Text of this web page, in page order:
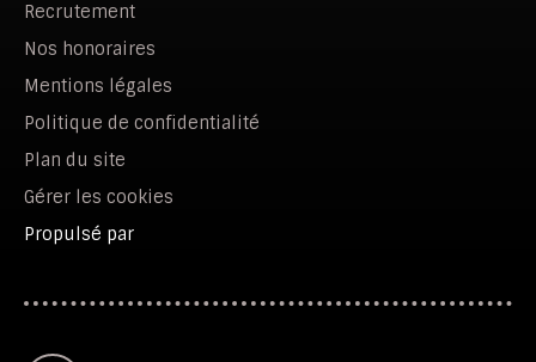
Recrutement
Nos honoraires
Mentions légales
Politique de confidentialité
Plan du site
Gérer les cookies
Propulsé par